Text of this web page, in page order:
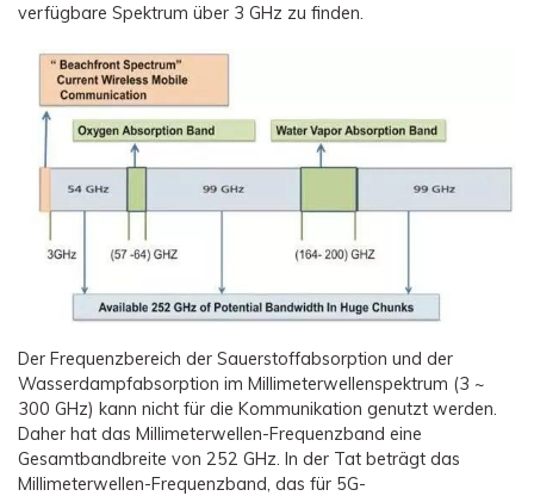
verfügbare Spektrum über 3 GHz zu finden.
Der Frequenzbereich der Sauerstoffabsorption und der
Wasserdampfabsorption im Millimeterwellenspektrum (3 ~
300 GHz) kann nicht für die Kommunikation genutzt werden.
Daher hat das Millimeterwellen-Frequenzband eine
Gesamtbandbreite von 252 GHz. In der Tat beträgt das
Millimeterwellen-Frequenzband, das für 5G-